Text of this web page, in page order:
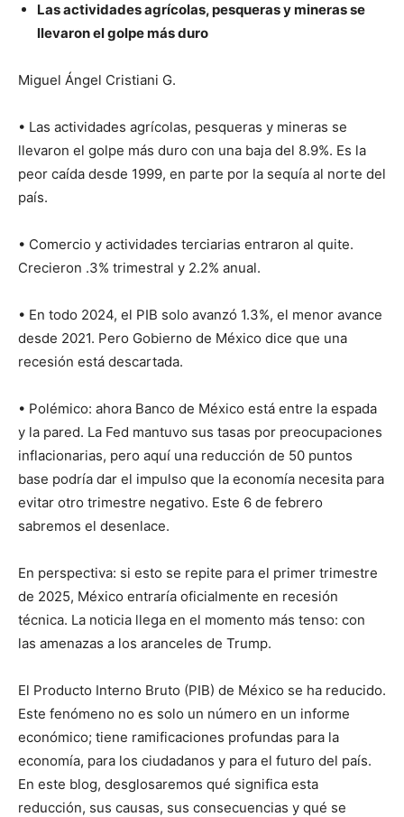
Las actividades agrícolas, pesqueras y mineras se
llevaron el golpe más duro
Miguel Ángel Cristiani G.
• Las actividades agrícolas, pesqueras y mineras se
llevaron el golpe más duro con una baja del 8.9%. Es la
peor caída desde 1999, en parte por la sequía al norte del
país.
• Comercio y actividades terciarias entraron al quite.
Crecieron .3% trimestral y 2.2% anual.
• En todo 2024, el PIB solo avanzó 1.3%, el menor avance
desde 2021. Pero Gobierno de México dice que una
recesión está descartada.
• Polémico: ahora Banco de México está entre la espada
y la pared. La Fed mantuvo sus tasas por preocupaciones
inflacionarias, pero aquí una reducción de 50 puntos
base podría dar el impulso que la economía necesita para
evitar otro trimestre negativo. Este 6 de febrero
sabremos el desenlace.
En perspectiva: si esto se repite para el primer trimestre
de 2025, México entraría oficialmente en recesión
técnica. La noticia llega en el momento más tenso: con
las amenazas a los aranceles de Trump.
El Producto Interno Bruto (PIB) de México se ha reducido.
Este fenómeno no es solo un número en un informe
económico; tiene ramificaciones profundas para la
economía, para los ciudadanos y para el futuro del país.
En este blog, desglosaremos qué significa esta
reducción, sus causas, sus consecuencias y qué se